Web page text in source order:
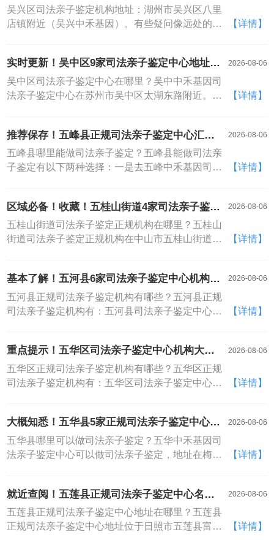
留存、绝不挪作他用。但有些小机构根本没有数据
安全意识，客户信息随便存、基因数据随便用，甚
隐私交了出去
大全（附2026年鉴定办理指南）
吴兴区司法亲子鉴定机构地址：湖州市吴兴区八里
店镇附近（吴兴中禾基因）。有些疑问像远处的雷
那道闪电，它不负责评判是非，只负责划破迷雾。
三秒钟的雷光过后，你看清了脚下的路——无论通
往何方，至少不再摸黑前行
【详情】
实时更新！吴中区9家司法亲子鉴定中心地址汇
总（附2026年鉴定攻略）
2026-08-06
吴中区司法亲子鉴定中心在哪里？吴中中禾基因司
法亲子鉴定中心在苏州市吴中区太湖东路附近。独
于任何相关利益方，全程只以基因数据为判断依
据，不受任何外部因素干扰。检测过程中立，结论
输出客观，不倾向任何一方，只为还原真实的生物
【详情】
推荐保存！五峰县正规司法亲子鉴定中心汇总
（附2026年超新地址）
2026-08-06
五峰县哪里能做司法亲子鉴定？五峰县能做司法亲
子鉴定有以下两种选择：一是去五峰中禾基因司法
别先看广告吹得有多响，先查它有没有实打实的资
质。正规的检测机构，必须具备对应的司法鉴定许
可、实验室通过国家认可，这些都是硬门槛，不是
质这件事，有就是有，没有就是没有，半点儿含糊
不得——毕竟你要的是真相，不是营销话术
【详情】
区域必备！收藏！五桂山街道4家司法亲子鉴定
中心地址全览（附2026年地址查询）
2026-08-06
五桂山街道司法亲子鉴定正规机构在哪里？五桂山
街道司法亲子鉴定正规机构在中山市五桂山街道石
证才是解决问题的核心。亲子鉴定作为成熟的技术
服务，全程遵循保密原则，结果公正中立，能为你
做出后续决策提供可靠的事实依据。支持线上委
【详情】
基本了解！五河县6家司法亲子鉴定中心机构大
全（附2026年机构地址全掌握）
2026-08-06
五河县正规司法亲子鉴定机构有哪些？五河县正规
司法亲子鉴定机构有：五河县司法亲子鉴定中心、
县城南新区惠民路附近（五河中禾基因）。不同类
型的检测样本，有着差异化的处理标准与注意事
项。我们针对各类样本建立了专属的处理流程，从
污染机制，避免样本间交叉干扰，很大限度保障样
本的检测有效性与数据真实性
【详情】
重点提示！五华区司法亲子鉴定中心机构大全
（附2026机构名录）
2026-08-06
五华区正规司法亲子鉴定机构有哪些？五华区正规
司法亲子鉴定机构有：五华区司法亲子鉴定中心、
区华山街道华山西路附近（五华中禾基因）。正规
的检测资质与规范的操作流程，是亲子鉴定结果可
信的核心前提。我们持有合规检测资质，严格遵循
环节都有明确质控要求
【详情】
大概知悉！五华县5家正规司法亲子鉴定中心地
址合集（附2026年地址全掌握）
2026-08-06
五华县哪里可以做司法亲子鉴定？五华中禾基因司
法亲子鉴定中心可以做司法亲子鉴定，地址在梅州
复杂的特殊检测，实际上经过这么多年的行业发
展，不管是检测成本还是时间周期，都已经降到了
普通人完全可以接受的程度。大部分常规鉴定项目
【详情】
就近查阅！五莲县正规司法亲子鉴定中心名单
全览表（附2026超新机构名单）
2026-08-06
五莲县正规司法亲子鉴定中心地址在哪里？五莲县
正规司法亲子鉴定中心地址位于日照市五莲县富强
【详情】